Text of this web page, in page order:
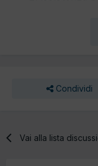
Condividi
Vai alla lista